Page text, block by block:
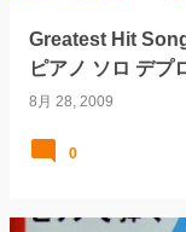
Greatest Hit
ピアノ ソロ デプ
8月 28, 2009
0